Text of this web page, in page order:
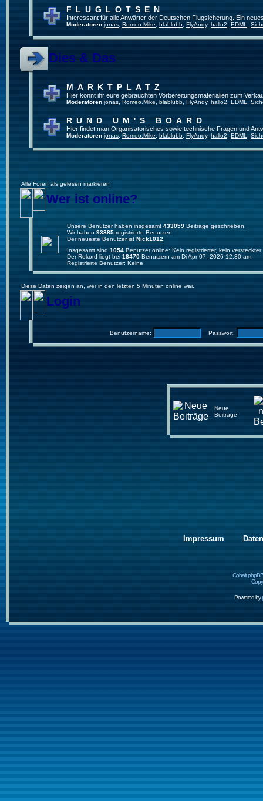
FLUGLOTSEN
Interessant für alle Anwärter der Deutschen Flugsicherung. Ein
Moderatoren jonas Romeo.Mike blablubb FlyAndy, hallo2 EDML
Dies & Das
MARKTPLATZ
Hier könnt ihr eure gebrauchten Vorbereitungsmaterialien zum
Moderatoren jonas Romeo.Mike blablubb FlyAndy, hallo2 EDML
RUND UM'S BOARD
Hier findet man Organisatorisches sowie technische Fragen und
Moderatoren jonas Romeo.Mike blablubb FlyAndy, hallo2 EDML
Alle Foren als gelesen markieren
Wer ist online?
Unsere Benutzer haben insgesamt 433059 Beiträge geschrieben.
Wir haben 93885 registrierte Benutzer.
Der neueste Benutzer ist Nick1012
Insgesamt sind 1054 Benutzer online: Kein registrierter, kein
Der Rekord liegt bei 18470 Benutzern am Di Apr 07, 2026 12:30 am.
Registrierte Benutzer: Keine
Diese Daten zeigen an, wer in den letzten 5 Minuten online war.
Login
Benutzername: Passwort:
Neue
Beiträge
Impressum
Cobalt
Powered by